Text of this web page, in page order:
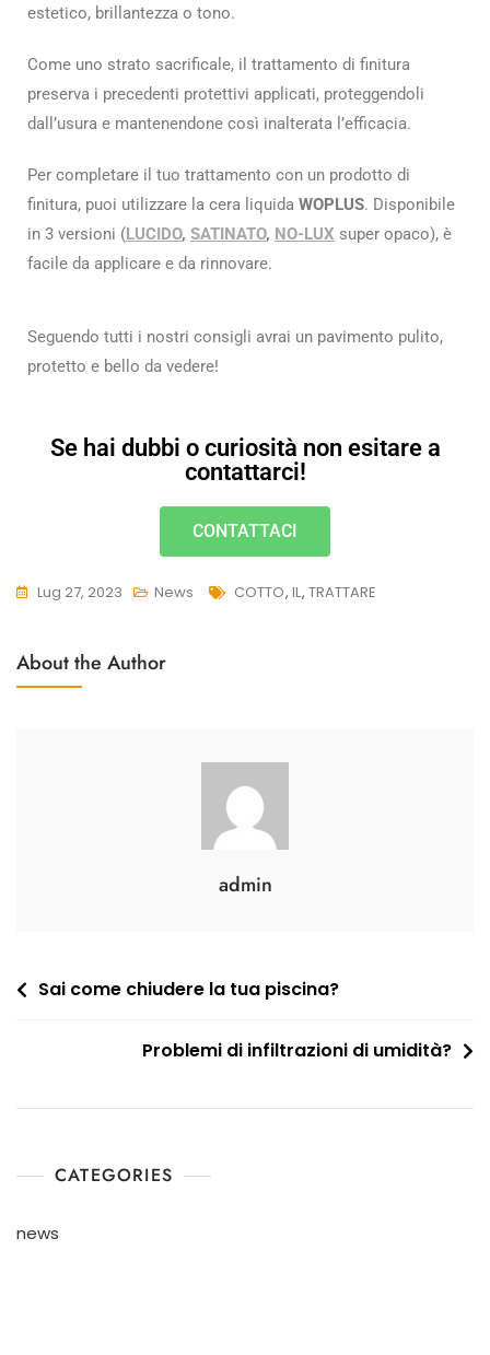
estetico, brillantezza o tono.
Come uno strato sacrificale, il trattamento di finitura
preserva i precedenti protettivi applicati, proteggendoli
dall’usura e mantenendone così inalterata l’efficacia.
Per completare il tuo trattamento con un prodotto di
finitura, puoi utilizzare la cera liquida WOPLUS. Disponibile
in 3 versioni (LUCIDO, SATINATO, NO-LUX super opaco), è
facile da applicare e da rinnovare.
Seguendo tutti i nostri consigli avrai un pavimento pulito,
protetto e bello da vedere!
Se hai dubbi o curiosità non esitare a
contattarci!
CONTATTACI
Lug 27, 2023 News COTTO, IL, TRATTARE
About the Author
admin
Sai come chiudere la tua piscina?
Problemi di infiltrazioni di umidità?
CATEGORIES
news